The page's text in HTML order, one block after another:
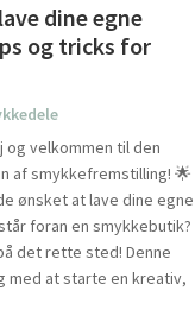
dine egne
og tricks for
velkommen til den
af smykkefremstilling! 🌟
ønsket at lave dine egne
foran en smykkebutik?
det rette sted! Denne
med at starte en kreativ,